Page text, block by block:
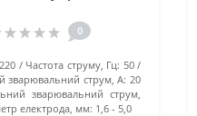
0
220 Частота струму, Гц: 50
зварювальний струм, А: 20
зварювальний струм,
електрода, мм: 1,6 - 5,0